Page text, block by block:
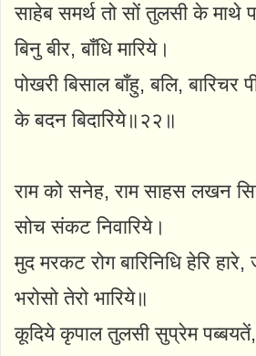
साहेब समर्थ तो सों तुलसी के माथे
बिनु बीर, बाँधि मारिये।
पोखरी बिसाल बाँहु, बलि, बारिचर
के बदन बिदारिये॥२२॥
राम को सनेह, राम साहस लखन
सोच संकट निवारिये।
मुद मरकट रोग बारिनिधि हेरि
भरोसो तेरो भारिये॥
कूदिये कृपाल तुलसी सुप्रेम